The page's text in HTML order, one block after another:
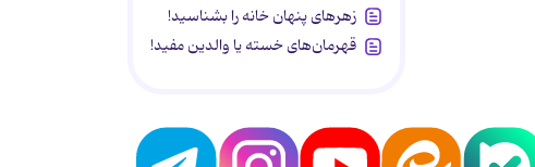
زهرهای پنهان خانه را بشناسید!
قهرمان‌های خسته یا والدین مفید!